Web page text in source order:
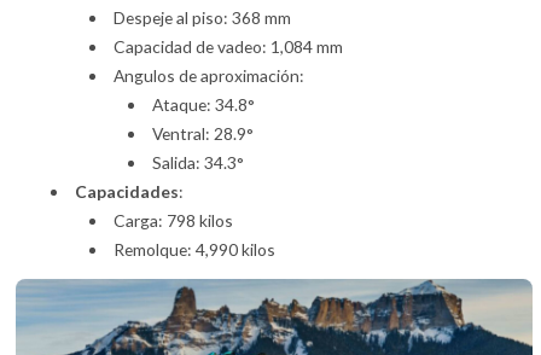
Despeje al piso: 368 mm
Capacidad de vadeo: 1,084 mm
Angulos de aproximación:
Ataque: 34.8°
Ventral: 28.9°
Salida: 34.3°
Capacidades:
Carga: 798 kilos
Remolque: 4,990 kilos